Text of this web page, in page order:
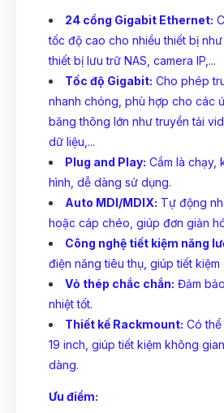
24 cổng Gigabit Ethernet:
tốc độ cao cho nhiều thiết bị như
thiết bị lưu trữ NAS, camera IP,...
Tốc độ Gigabit: Cho phép
nhanh chóng, phù hợp cho các
băng thông lớn như truyền tải
dữ liệu,...
Plug and Play: Cắm là chạy,
hình, dễ dàng sử dụng.
Auto MDI/MDIX: Tự động
hoặc cáp chéo, giúp đơn giản
Công nghệ tiết kiệm năng
điện năng tiêu thụ, giúp tiết kiệm
Vỏ thép chắc chắn: Đảm
nhiệt tốt.
Thiết kế Rackmount: Có
19 inch, giúp tiết kiệm không
dàng.
Ưu điểm: